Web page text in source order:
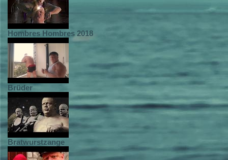
Hombres Hombres 2018
Brüder
Bratwurstzange